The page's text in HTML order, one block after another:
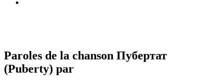
Paroles de la chanson Пубeртат
(Puberty) par